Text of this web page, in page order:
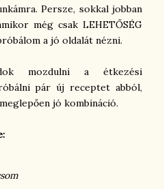
Persze, sokkal jobban
még csak LEHETŐSÉG
a jó oldalát nézni.
mozdulni a étkezési
pár új receptet abból,
jó kombináció.